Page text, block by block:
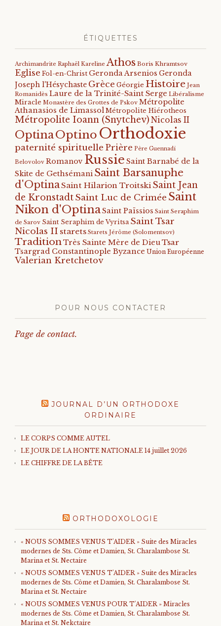
ÉTIQUETTES
Archimandrite Raphaël Kareline Athos Boris Khramtsov
Eglise Fol-en-Christ Geronda Arsenios Geronda
Joseph l'Hésychaste Grèce Géorgie Histoire Jean
Romanidès Laure de la Trinité-Saint Serge Libéralisme
Miracle Monastère des Grottes de Pskov Métropolite
Athanasios de Limassol Métropolite Hiérotheos
Métropolite Ioann (Snytchev) Nicolas II
OptinaOptino Orthodoxie
paternité spirituelle Prière Père Guennadi
Belovolov Romanov Russie Saint Barnabé de la
Skite de Gethsémani Saint Barsanuphe
d'OptinaSaint Hilarion Troitski Saint Jean
de KronstadtSaint Luc de Crimée Saint
Nikon d'OptinaSaint Païssios Saint Seraphim
de Sarov Saint Seraphim de Vyritsa Saint Tsar
Nicolas II starets Starets Jérôme (Solomentsov)
TraditionTrès Sainte Mère de DieuTsar
Tsargrad Constantinople Byzance Union Européenne
Valerian Kretchetov
POUR NOUS CONTACTER
Page de contact.
JOURNAL D’UN ORTHODOXE
ORDINAIRE
LE CORPS COMME AUTEL
LE JOUR DE LA HONTE NATIONALE 14 juillet 2026
LE CHIFFRE DE LA BÊTE
ORTHODOXOLOGIE
« NOUS SOMMES VENUS T'AIDER » Suite des Miracles
modernes de Sts. Côme et Damien, St. Charalambose St.
Marina et St. Nectaire
« NOUS SOMMES VENUS T'AIDER » Suite des Miracles
modernes de Sts. Côme et Damien, St. Charalambose St.
Marina et St. Nectaire
« NOUS SOMMES VENUS POUR T'AIDER » Miracles
modernes de Sts. Côme et Damien, St. Charalambose St.
Marina et St. Nekctaire